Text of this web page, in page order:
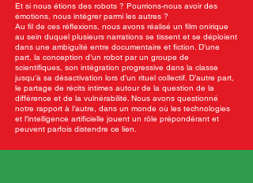
Et si nous étions des robots ? Pourrions-nous avoir des
émotions, nous intégrer parmi les autres ?
Au fil de ces réflexions, nous avons réalisé un film onirique
au sein duquel plusieurs narrations se tissent et se déploient
dans une ambiguïté entre documentaire et fiction. D’une
part, la conception d’un robot par un groupe de
scientifiques, son intégration progressive dans la classe
jusqu’à sa désactivation lors d’un rituel collectif. D’autre part,
le partage de récits intimes autour de la question de la
différence et de la vulnérabilité. Nous avons questionné
notre rapport à l’autre, dans un monde où les technologies
et l’intelligence artificielle jouent un rôle prépondérant et
peuvent parfois distendre ce lien.